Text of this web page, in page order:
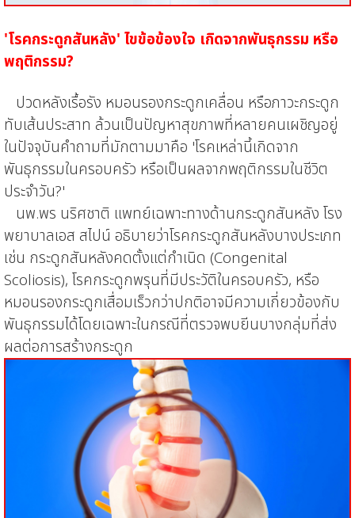
'โรคกระดูกสันหลัง' ไขข้อข้องใจ เกิดจากพันธุกรรม หรือ
พฤติกรรม?
ปวดหลังเรื้อรัง หมอนรองกระดูกเคลื่อน หรือภาวะกระดูก
ทับเส้นประสาท ล้วนเป็นปัญหาสุขภาพที่หลายคนเผชิญอยู่
ในปัจจุบันคำถามที่มักตามมาคือ 'โรคเหล่านี้เกิดจาก
พันธุกรรมในครอบครัว หรือเป็นผลจากพฤติกรรมในชีวิต
ประจำวัน?'
นพ.พร นริศชาติ แพทย์เฉพาะทางด้านกระดูกสันหลัง โรง
พยาบาลเอส สไปน์ อธิบายว่าโรคกระดูกสันหลังบางประเภท
เช่น กระดูกสันหลังคดตั้งแต่กำเนิด (Congenital
Scoliosis), โรคกระดูกพรุนที่มีประวัติในครอบครัว, หรือ
หมอนรองกระดูกเสื่อมเร็วกว่าปกติอาจมีความเกี่ยวข้องกับ
พันธุกรรมได้โดยเฉพาะในกรณีที่ตรวจพบยีนบางกลุ่มที่ส่ง
ผลต่อการสร้างกระดูก